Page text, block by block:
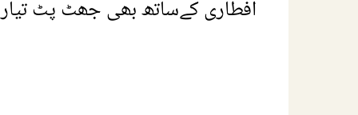
افطاری کےساتھ بھی جھٹ پٹ تیار